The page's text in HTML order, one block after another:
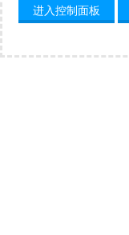
进入控制面板